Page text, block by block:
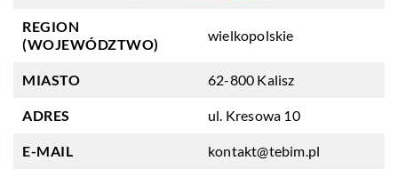
REGION
(WOJEWÓDZTWO)
wielkopolskie
MIASTO 62-800 Kalisz
ADRES ul. Kresowa 10
E-MAIL kontakt@tebim.pl